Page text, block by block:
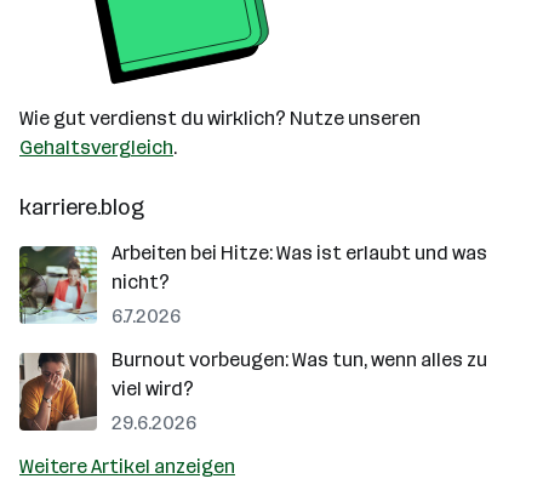
Wie gut verdienst du wirklich? Nutze unseren
Gehaltsvergleich.
karriere.blog
Arbeiten bei Hitze: Was ist erlaubt und was
nicht?
6.7.2026
Burnout vorbeugen: Was tun, wenn alles zu
viel wird?
29.6.2026
Weitere Artikel anzeigen